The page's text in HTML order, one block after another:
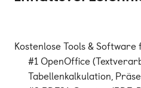
Kostenlose Tools &
#1 OpenOffice
Tabellenkalkulation,